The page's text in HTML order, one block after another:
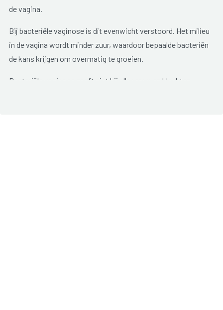
de vagina.
Bij bacteriële vaginose is dit evenwicht verstoord. Het milieu
in de vagina wordt minder zuur, waardoor bepaalde bacteriën
de kans krijgen om overmatig te groeien.
Bacteriële vaginose geeft niet bij alle vrouwen klachten.